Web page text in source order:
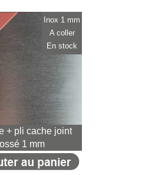
+ pli cache joint
1 mm
Inox 1 mm
A coller
En stock